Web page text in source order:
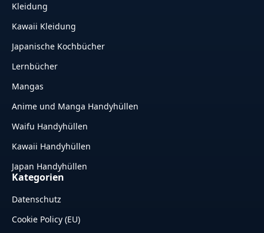
Kleidung
Kawaii Kleidung
Japanische Kochbücher
Lernbücher
Mangas
Anime und Manga Handyhüllen
Waifu Handyhüllen
Kawaii Handyhüllen
Japan Handyhüllen
Kategorien
Datenschutz
Cookie Policy (EU)